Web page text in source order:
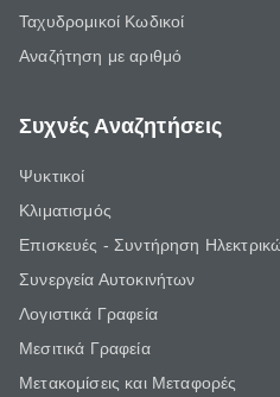
Ταχυδρομικοί Κωδικοί
Αναζήτηση με αριθμό
Συχνές Αναζητήσεις
Ψυκτικοί
Κλιματισμός
Επισκευές - Συντήρηση
Συνεργεία Αυτοκινήτων
Λογιστικά Γραφεία
Μεσιτικά Γραφεία
Μετακομίσεις και Μεταφορές